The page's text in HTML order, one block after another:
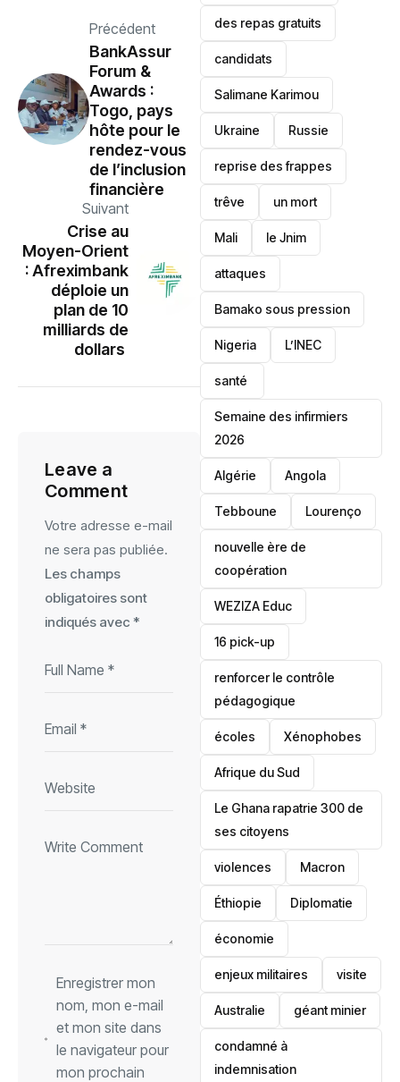
Précédent
BankAssur
Forum &
Awards :
Togo, pays
hôte pour le
rendez-vous
de l’inclusion
financière
Suivant
Crise au
Moyen-Orient
: Afreximbank
déploie un
plan de 10
milliards de
dollars
Leave a
Comment
Votre adresse e-mail
ne sera pas publiée.
Les champs
obligatoires sont
indiqués avec *
Enregistrer mon
nom, mon e-mail
et mon site dans
le navigateur pour
mon prochain
des repas gratuits
candidats
Salimane Karimou
Ukraine Russie
reprise des frappes
trêve un mort
Mali le Jnim
attaques
Bamako sous pression
‎Nigeria L’INEC
santé ‎
Semaine des infirmiers
2026
‎Algérie Angola
Tebboune Lourenço
nouvelle ère de
coopération
‎WEZIZA Educ
16 pick-up
renforcer le contrôle
pédagogique
écoles ‎Xénophobes
Afrique du Sud
Le Ghana rapatrie 300 de
ses citoyens
violences Macron
Éthiopie Diplomatie
économie
enjeux militaires visite
‎Australie géant minier
condamné à
indemnisation